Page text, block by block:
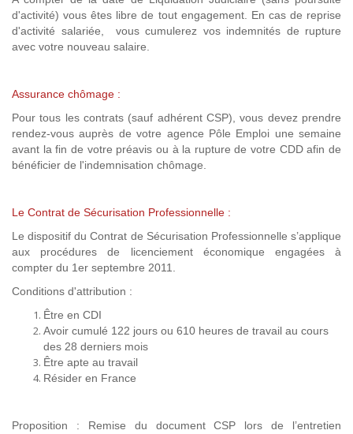
d'activité) vous êtes libre de tout engagement. En cas de reprise
d'activité salariée, vous cumulerez vos indemnités de rupture
avec votre nouveau salaire.
Assurance chômage :
Pour tous les contrats (sauf adhérent CSP), vous devez prendre
rendez-vous auprès de votre agence Pôle Emploi une semaine
avant la fin de votre préavis ou à la rupture de votre CDD afin de
bénéficier de l'indemnisation chômage.
Le Contrat de Sécurisation Professionnelle :
Le dispositif du Contrat de Sécurisation Professionnelle s’applique
aux procédures de licenciement économique engagées à
compter du 1er septembre 2011.
Conditions d'attribution :
Être en CDI
Avoir cumulé 122 jours ou 610 heures de travail au cours
des 28 derniers mois
Être apte au travail
Résider en France
Proposition : Remise du document CSP lors de l’entretien